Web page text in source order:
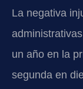
La negativa
un año en la
segunda en